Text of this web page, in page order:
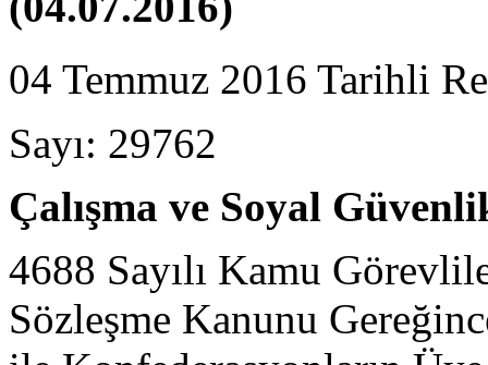
04 Temmuz 2016 Tarihli
Sayı: 29762
Çalışma ve Soyal
4688 Sayılı Kamu
Sözleşme Kanunu